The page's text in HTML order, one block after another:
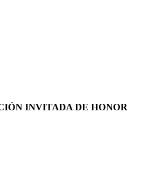
INVITADA DE HONOR